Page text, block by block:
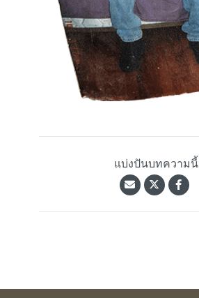
แบ่งปันบทความนี้